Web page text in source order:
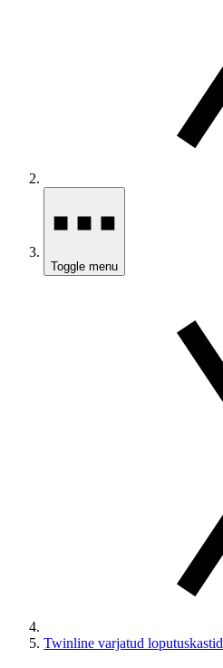
Toggle menu
Twinline varjatud loputuskastid